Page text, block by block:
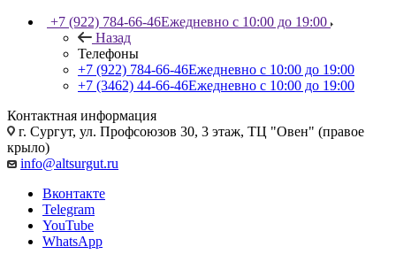
+7 (922) 784-66-46Ежедневно с 10:00 до 19:00
Назад
Телефоны
+7 (922) 784-66-46Ежедневно с 10:00 до 19:00
+7 (3462) 44-66-46Ежедневно с 10:00 до 19:00
Контактная информация
г. Сургут, ул. Профсоюзов 30, 3 этаж, ТЦ "Овен" (правое
крыло)
info@altsurgut.ru
Вконтакте
Telegram
YouTube
WhatsApp